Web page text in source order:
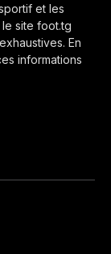
et les
site foot.tg
En
informations